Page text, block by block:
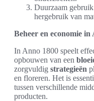
Duurzaam
hergebruik van
Beheer en economie in
In Anno 1800 speelt
opbouwen van een
zorgvuldig strategieën
en floreren. Het is
tussen verschillende
producten.